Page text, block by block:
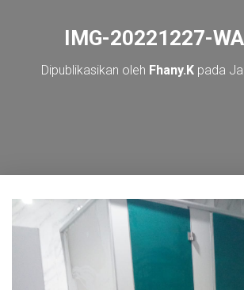
IMG-20221227-
Dipublikasikan oleh Fhany.K pada